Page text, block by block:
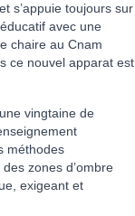
s’appuie toujours sur
avec une
chaire au Cnam
ce nouvel apparat est
vingtaine de
méthodes
zones d’ombre
exigeant et